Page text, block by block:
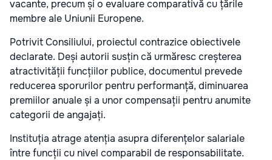
vacante, precum și o evaluare comparativă cu țările
membre ale Uniunii Europene.
Potrivit Consiliului, proiectul contrazice obiectivele
declarate. Deși autorii susțin că urmăresc creșterea
atractivității funcțiilor publice, documentul prevede
reducerea sporurilor pentru performanță, diminuarea
premiilor anuale și a unor compensații pentru anumite
categorii de angajați.
Instituția atrage atenția asupra diferențelor salariale
între funcții cu nivel comparabil de responsabilitate.